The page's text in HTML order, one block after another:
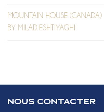
MOUNTAIN HOUSE (CANADA)
BY MILAD ESHTIYAGHI
NOUS CONTACTER